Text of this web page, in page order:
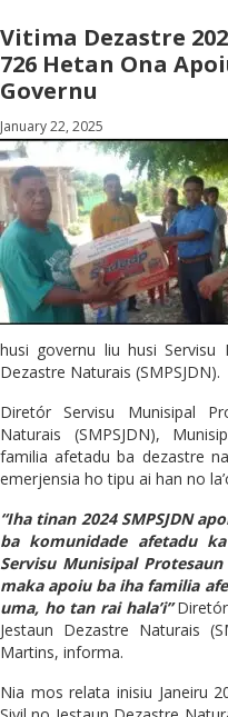
Vitima Dezastre
726 Hetan Ona
Governu
January 22, 2025
husi governu liu husi Servisu
Dezastre Naturais (SMPSJDN).
Diretór Servisu Munisipal
Naturais (SMPSJDN),
familia afetadu ba dezastre
emerjensia ho tipu ai han no
“Iha tinan 2024 SMPSJDN
ba komunidade afetadu
Servisu Munisipal
maka apoiu ba iha familia
uma, ho tan rai hala’i”
Jestaun Dezastre Naturais
Martins, informa.
Nia mos relata inisiu Janeiru